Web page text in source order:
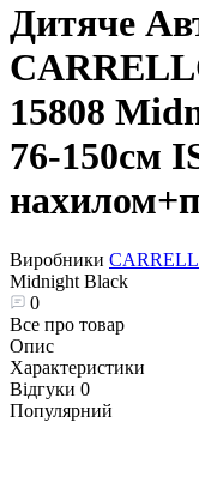
Дитяче
15808
76-150см
Виробники
Midnight Black
0
Все про товар
Опис
Характеристики
Відгуки 0
Популярний